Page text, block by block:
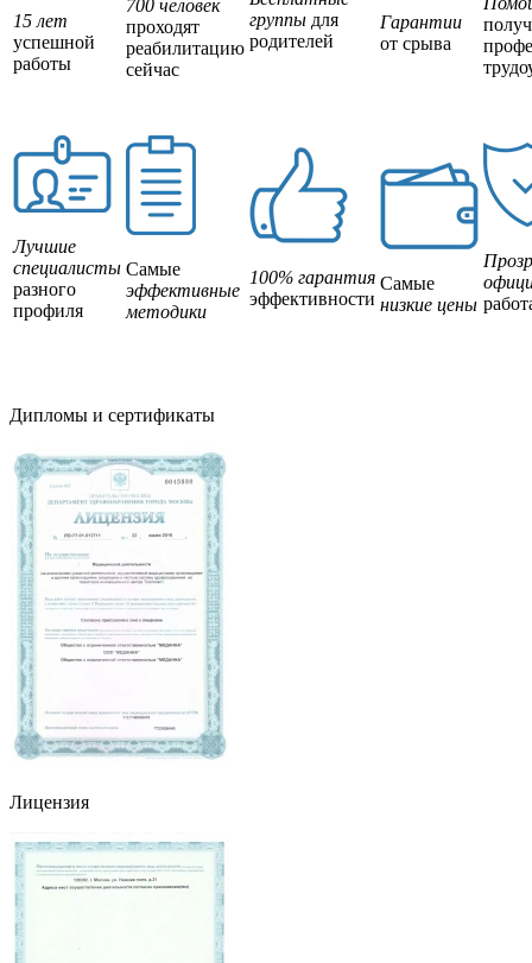
15 лет
успешной
работы
700 человек
проходят
реабилитацию
сейчас
группы для
родителей
Гарантии
от срыва
Лучшие
специалисты
разного
профиля
Самые
эффективные
методики
100% гарантия
эффективности
Самые
низкие цены
Дипломы и сертификаты
Лицензия